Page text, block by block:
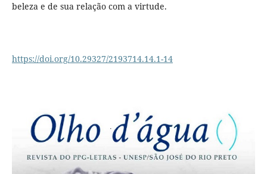
beleza e de sua relação com a virtude.
https://doi.org/10.29327/2193714.14.1-14